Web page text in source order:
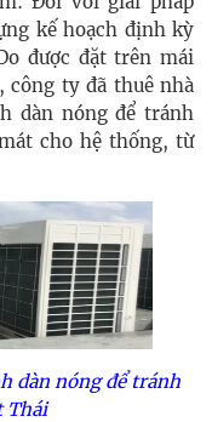
kế hoạch định kỳ
được đặt trên mái
công ty đã thuê nhà
dàn nóng để tránh
cho hệ thống, từ
dàn nóng để tránh
Thái